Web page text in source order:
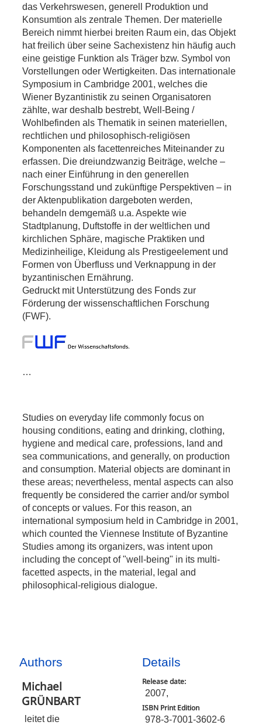
das Verkehrswesen, generell Produktion und
Konsumtion als zentrale Themen. Der materielle
Bereich nimmt hierbei breiten Raum ein, das Objekt
hat freilich über seine Sachexistenz hin häufig auch
eine geistige Funktion als Träger bzw. Symbol von
Vorstellungen oder Wertigkeiten. Das internationale
Symposium in Cambridge 2001, welches die
Wiener Byzantinistik zu seinen Organisatoren
zählte, war deshalb bestrebt, Well-Being /
Wohlbefinden als Thematik in seinen materiellen,
rechtlichen und philosophisch-religiösen
Komponenten als facettenreiches Miteinander zu
erfassen. Die dreiundzwanzig Beiträge, welche –
nach einer Einführung in den generellen
Forschungsstand und zukünftige Perspektiven – in
der Aktenpublikation dargeboten werden,
behandeln demgemäß u.a. Aspekte wie
Stadtplanung, Duftstoffe in der weltlichen und
kirchlichen Sphäre, magische Praktiken und
Medizinheilige, Kleidung als Prestigeelement und
Formen von Überfluss und Verknappung in der
byzantinischen Ernährung.
Gedruckt mit Unterstützung des Fonds zur
Förderung der wissenschaftlichen Forschung
(FWF).
…
Studies on everyday life commonly focus on
housing conditions, eating and drinking, clothing,
hygiene and medical care, professions, land and
sea communications, and generally, on production
and consumption. Material objects are dominant in
these areas; nevertheless, mental aspects can also
frequently be considered the carrier and/or symbol
of concepts or values. For this reason, an
international symposium held in Cambridge in 2001,
which counted the Viennese Institute of Byzantine
Studies among its organizers, was intent upon
including the concept of "well-being" in its multi-
facetted aspects, in the material, legal and
philosophical-religious dialogue.
Authors
Michael
GRÜNBART
leitet die
Details
Release date:
2007,
ISBN Print Edition
978-3-7001-3602-6